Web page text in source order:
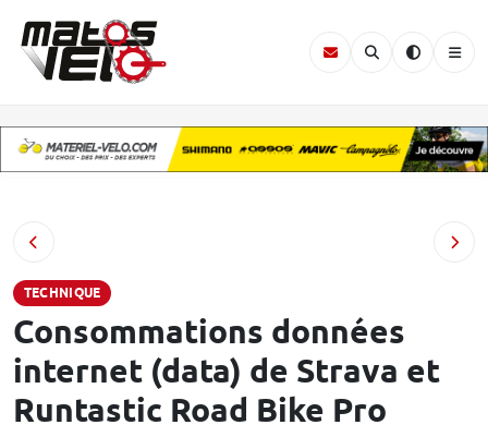
TECHNIQUE
Consommations données
internet (data) de Strava et
Runtastic Road Bike Pro